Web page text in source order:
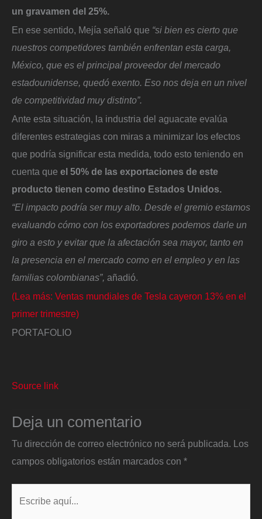
un gravamen del 25%.
En ese sentido, Mejía señaló que “si bien es cierto que
nuestros competidores también enfrentan esta carga,
México, que es el principal proveedor del mercado
estadounidense, quedó exento. Eso nos deja en un nivel
de competitividad muy distinto”.
Ante esta situación, la industria del aguacate evalúa
diferentes estrategias con miras a minimizar los efectos
que podría significar esta medida, todo esto teniendo en
cuenta que el 50% de las exportaciones de este
producto tienen como destino Estados Unidos.
“El impacto podría ser muy alto. Desde el gremio estamos
evaluando cómo con los exportadores podemos darle un
giro a esto y evitar que la afectación sea mayor, tanto en
la presencia en el mercado como en el empleo y en las
familias colombianas”, añadió.
(Lea más: Ventas mundiales de Tesla cayeron 13% en el
primer trimestre)
PORTAFOLIO
Source link
Deja un comentario
Tu dirección de correo electrónico no será publicada. Los
campos obligatorios están marcados con *